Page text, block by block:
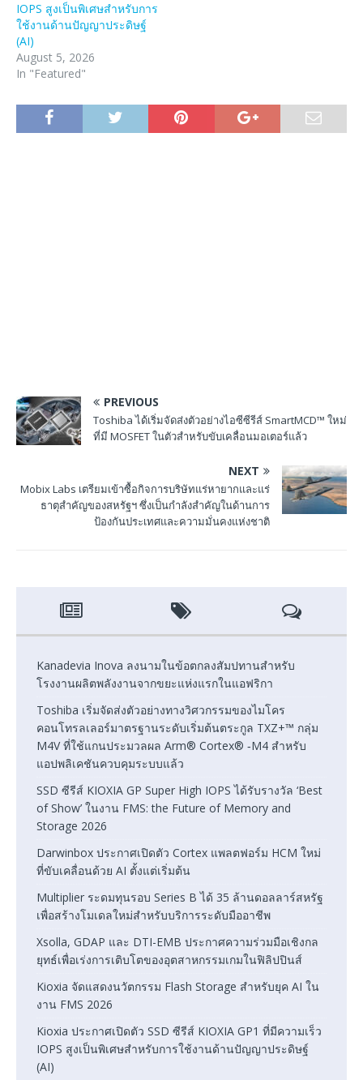
IOPS สูงเป็นพิเศษสำหรับการ
ใช้งานด้านปัญญาประดิษฐ์
(AI)
August 5, 2026
In "Featured"
PREVIOUS
Toshiba ได้เริ่มจัดส่งตัวอย่างไอซีซีรีส์ SmartMCD™ ใหม่
ที่มี MOSFET ในตัวสำหรับขับเคลื่อนมอเตอร์แล้ว
NEXT
Mobix Labs เตรียมเข้าซื้อกิจการบริษัทแร่หายากและแร่
ธาตุสำคัญของสหรัฐฯ ซึ่งเป็นกำลังสำคัญในด้านการ
ป้องกันประเทศและความมั่นคงแห่งชาติ
Kanadevia Inova ลงนามในข้อตกลงสัมปทานสำหรับ
โรงงานผลิตพลังงานจากขยะแห่งแรกในแอฟริกา
Toshiba เริ่มจัดส่งตัวอย่างทางวิศวกรรมของไมโคร
คอนโทรลเลอร์มาตรฐานระดับเริ่มต้นตระกูล TXZ+™ กลุ่ม
M4V ที่ใช้แกนประมวลผล Arm® Cortex® ‑M4 สำหรับ
แอปพลิเคชันควบคุมระบบแล้ว
SSD ซีรีส์ KIOXIA GP Super High IOPS ได้รับรางวัล ‘Best
of Show’ ในงาน FMS: the Future of Memory and
Storage 2026
Darwinbox ประกาศเปิดตัว Cortex แพลตฟอร์ม HCM ใหม่
ที่ขับเคลื่อนด้วย AI ตั้งแต่เริ่มต้น
Multiplier ระดมทุนรอบ Series B ได้ 35 ล้านดอลลาร์สหรัฐ
เพื่อสร้างโมเดลใหม่สำหรับบริการระดับมืออาชีพ
Xsolla, GDAP และ DTI-EMB ประกาศความร่วมมือเชิงกล
ยุทธ์เพื่อเร่งการเติบโตของอุตสาหกรรมเกมในฟิลิปปินส์
Kioxia จัดแสดงนวัตกรรม Flash Storage สำหรับยุค AI ใน
งาน FMS 2026
Kioxia ประกาศเปิดตัว SSD ซีรีส์ KIOXIA GP1 ที่มีความเร็ว
IOPS สูงเป็นพิเศษสำหรับการใช้งานด้านปัญญาประดิษฐ์
(AI)